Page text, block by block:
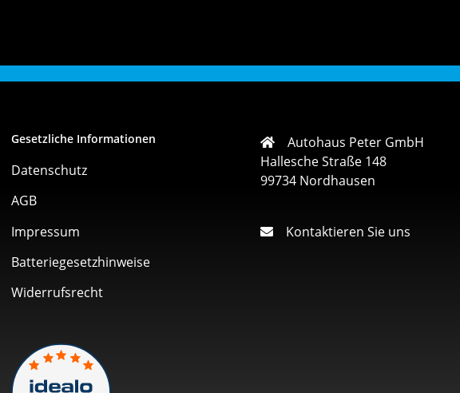
Gesetzliche Informationen
Datenschutz
AGB
Impressum
Batteriegesetzhinweise
Widerrufsrecht
Autohaus Peter GmbH
Hallesche Straße 148
99734 Nordhausen
Kontaktieren Sie uns